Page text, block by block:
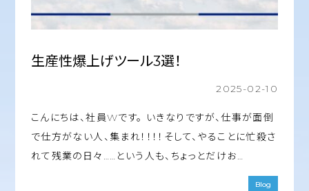
生産性爆上げツール3選！
2025-02-10
こんにちは、社員Wです。 いきなりですが、仕事が面倒
で仕方がない人、集まれ！！！！そして、やることに忙殺さ
れて残業の日々……という人も、ちょっとだけお…
Blog